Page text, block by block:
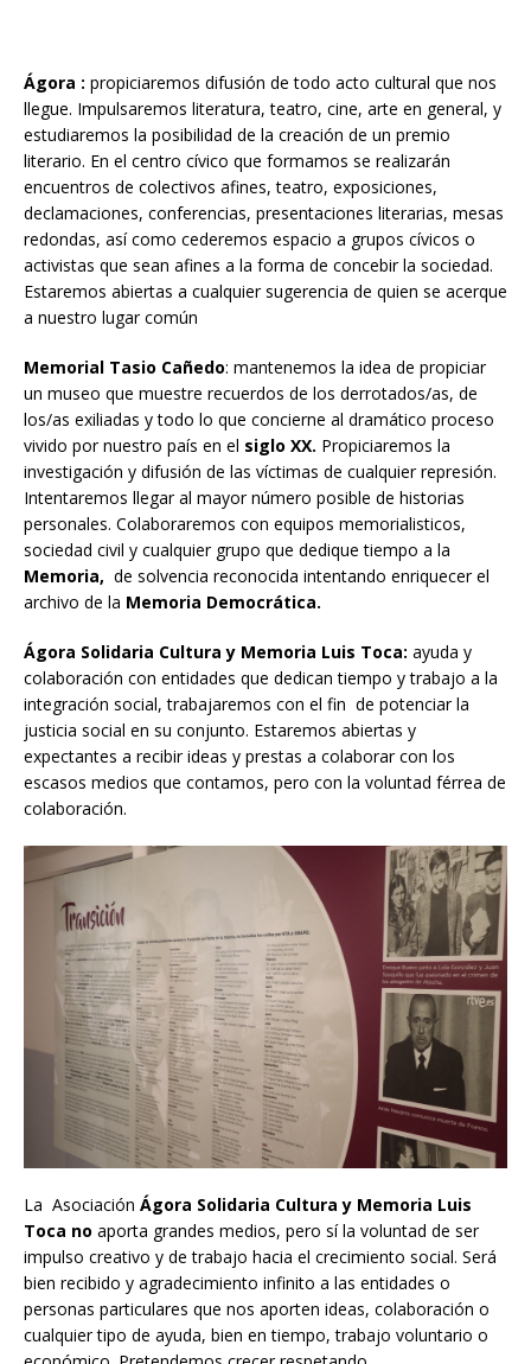
Ágora : propiciaremos difusión de todo acto cultural que nos
llegue. Impulsaremos literatura, teatro, cine, arte en general, y
estudiaremos la posibilidad de la creación de un premio
literario. En el centro cívico que formamos se realizarán
encuentros de colectivos afines, teatro, exposiciones,
declamaciones, conferencias, presentaciones literarias, mesas
redondas, así como cederemos espacio a grupos cívicos o
activistas que sean afines a la forma de concebir la sociedad.
Estaremos abiertas a cualquier sugerencia de quien se acerque
a nuestro lugar común
Memorial Tasio Cañedo: mantenemos la idea de propiciar
un museo que muestre recuerdos de los derrotados/as, de
los/as exiliadas y todo lo que concierne al dramático proceso
vivido por nuestro país en el siglo XX. Propiciaremos la
investigación y difusión de las víctimas de cualquier represión.
Intentaremos llegar al mayor número posible de historias
personales. Colaboraremos con equipos memorialisticos,
sociedad civil y cualquier grupo que dedique tiempo a la
Memoria, de solvencia reconocida intentando enriquecer el
archivo de la Memoria Democrática.
Ágora Solidaria Cultura y Memoria Luis Toca: ayuda y
colaboración con entidades que dedican tiempo y trabajo a la
integración social, trabajaremos con el fin de potenciar la
justicia social en su conjunto. Estaremos abiertas y
expectantes a recibir ideas y prestas a colaborar con los
escasos medios que contamos, pero con la voluntad férrea de
colaboración.
La Asociación Ágora Solidaria Cultura y Memoria Luis
Toca no aporta grandes medios, pero sí la voluntad de ser
impulso creativo y de trabajo hacia el crecimiento social. Será
bien recibido y agradecimiento infinito a las entidades o
personas particulares que nos aporten ideas, colaboración o
cualquier tipo de ayuda, bien en tiempo, trabajo voluntario o